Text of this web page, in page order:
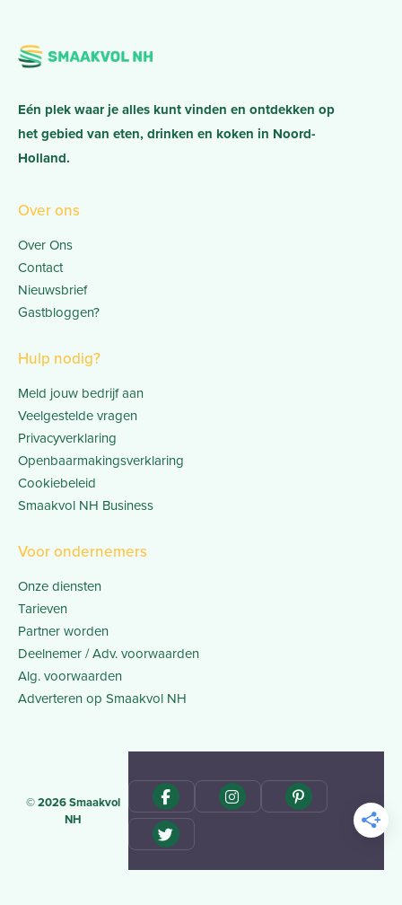
Eén plek waar je alles kunt vinden en ontdekken op
het gebied van eten, drinken en koken in Noord-
Holland.
Over ons
Over Ons
Contact
Nieuwsbrief
Gastbloggen?
Hulp nodig?
Meld jouw bedrijf aan
Veelgestelde vragen
Privacyverklaring
Openbaarmakingsverklaring
Cookiebeleid
Smaakvol NH Business
Voor ondernemers
Onze diensten
Tarieven
Partner worden
Deelnemer / Adv. voorwaarden
Alg. voorwaarden
Adverteren op Smaakvol NH
© 2026 Smaakvol
NH